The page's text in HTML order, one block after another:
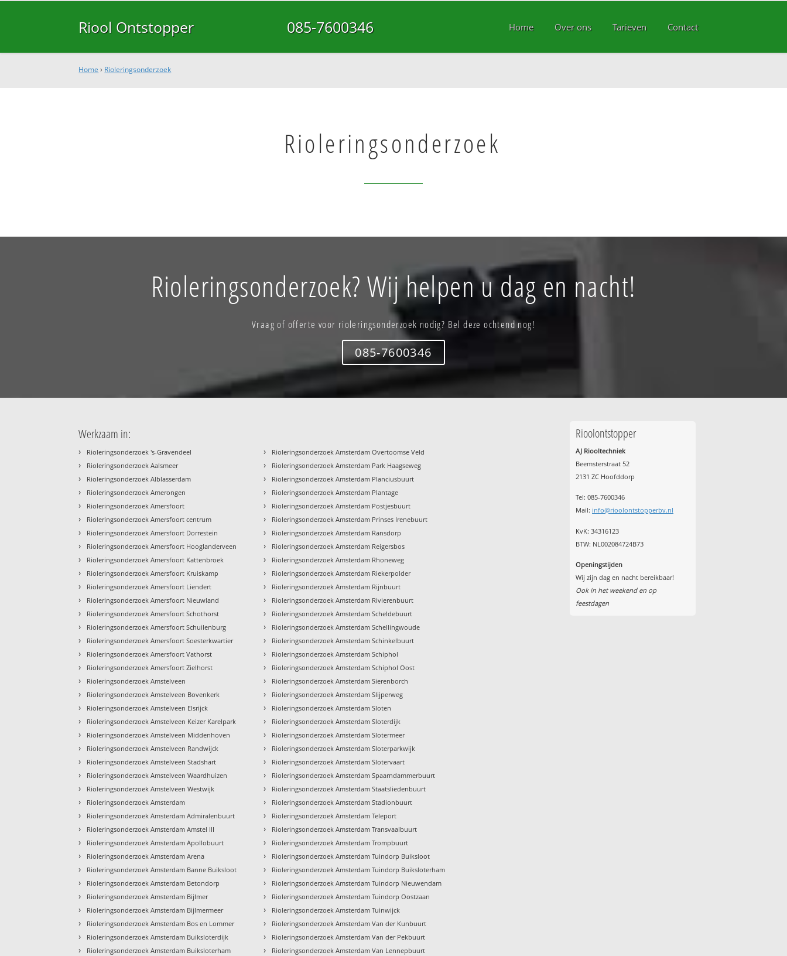
Riool Ontstopper 085-7600346 Home Over ons Tarieven Contact
Home › Rioleringsonderzoek
Rioleringsonderzoek
Rioleringsonderzoek? Wij helpen u dag en nacht!
Vraag of offerte voor rioleringsonderzoek nodig? Bel deze ochtend nog!
085-7600346
Werkzaam in:
› Rioleringsonderzoek 's-Gravendeel
› Rioleringsonderzoek Aalsmeer
› Rioleringsonderzoek Alblasserdam
› Rioleringsonderzoek Amerongen
› Rioleringsonderzoek Amersfoort
› Rioleringsonderzoek Amersfoort centrum
› Rioleringsonderzoek Amersfoort Dorrestein
› Rioleringsonderzoek Amersfoort Hooglanderveen
› Rioleringsonderzoek Amersfoort Kattenbroek
› Rioleringsonderzoek Amersfoort Kruiskamp
› Rioleringsonderzoek Amersfoort Liendert
› Rioleringsonderzoek Amersfoort Nieuwland
› Rioleringsonderzoek Amersfoort Schothorst
› Rioleringsonderzoek Amersfoort Schuilenburg
› Rioleringsonderzoek Amersfoort Soesterkwartier
› Rioleringsonderzoek Amersfoort Vathorst
› Rioleringsonderzoek Amersfoort Zielhorst
› Rioleringsonderzoek Amstelveen
› Rioleringsonderzoek Amstelveen Bovenkerk
› Rioleringsonderzoek Amstelveen Elsrijck
› Rioleringsonderzoek Amstelveen Keizer Karelpark
› Rioleringsonderzoek Amstelveen Middenhoven
› Rioleringsonderzoek Amstelveen Randwijck
› Rioleringsonderzoek Amstelveen Stadshart
› Rioleringsonderzoek Amstelveen Waardhuizen
› Rioleringsonderzoek Amstelveen Westwijk
› Rioleringsonderzoek Amsterdam
› Rioleringsonderzoek Amsterdam Admiralenbuurt
› Rioleringsonderzoek Amsterdam Amstel III
› Rioleringsonderzoek Amsterdam Apollobuurt
› Rioleringsonderzoek Amsterdam Arena
› Rioleringsonderzoek Amsterdam Banne Buiksloot
› Rioleringsonderzoek Amsterdam Betondorp
› Rioleringsonderzoek Amsterdam Bijlmer
› Rioleringsonderzoek Amsterdam Bijlmermeer
› Rioleringsonderzoek Amsterdam Bos en Lommer
› Rioleringsonderzoek Amsterdam Buiksloterdijk
› Rioleringsonderzoek Amsterdam Buiksloterham
› Rioleringsonderzoek Amsterdam Overtoomse Veld
› Rioleringsonderzoek Amsterdam Park Haagseweg
› Rioleringsonderzoek Amsterdam Planciusbuurt
› Rioleringsonderzoek Amsterdam Plantage
› Rioleringsonderzoek Amsterdam Postjesbuurt
› Rioleringsonderzoek Amsterdam Prinses Irenebuurt
› Rioleringsonderzoek Amsterdam Ransdorp
› Rioleringsonderzoek Amsterdam Reigersbos
› Rioleringsonderzoek Amsterdam Rhoneweg
› Rioleringsonderzoek Amsterdam Riekerpolder
› Rioleringsonderzoek Amsterdam Rijnbuurt
› Rioleringsonderzoek Amsterdam Rivierenbuurt
› Rioleringsonderzoek Amsterdam Scheldebuurt
› Rioleringsonderzoek Amsterdam Schellingwoude
› Rioleringsonderzoek Amsterdam Schinkelbuurt
› Rioleringsonderzoek Amsterdam Schiphol
› Rioleringsonderzoek Amsterdam Schiphol Oost
› Rioleringsonderzoek Amsterdam Sierenborch
› Rioleringsonderzoek Amsterdam Slijperweg
› Rioleringsonderzoek Amsterdam Sloten
› Rioleringsonderzoek Amsterdam Sloterdijk
› Rioleringsonderzoek Amsterdam Slotermeer
› Rioleringsonderzoek Amsterdam Sloterparkwijk
› Rioleringsonderzoek Amsterdam Slotervaart
› Rioleringsonderzoek Amsterdam Spaarndammerbuurt
› Rioleringsonderzoek Amsterdam Staatsliedenbuurt
› Rioleringsonderzoek Amsterdam Stadionbuurt
› Rioleringsonderzoek Amsterdam Teleport
› Rioleringsonderzoek Amsterdam Transvaalbuurt
› Rioleringsonderzoek Amsterdam Trompbuurt
› Rioleringsonderzoek Amsterdam Tuindorp Buiksloot
› Rioleringsonderzoek Amsterdam Tuindorp Buiksloterham
› Rioleringsonderzoek Amsterdam Tuindorp Nieuwendam
› Rioleringsonderzoek Amsterdam Tuindorp Oostzaan
› Rioleringsonderzoek Amsterdam Tuinwijck
› Rioleringsonderzoek Amsterdam Van der Kunbuurt
› Rioleringsonderzoek Amsterdam Van der Pekbuurt
› Rioleringsonderzoek Amsterdam Van Lennepbuurt
Rioolontstopper
AJ Riooltechniek
Beemsterstraat 52
2131 ZC Hoofddorp
Tel:085-7600346
Mail: info@rioolontstopperbv.nl
KvK: 34316123
BTW: NL002084724B73
Openingstijden
Wij zijn dag en nacht bereikbaar!
Ook in het weekend en op
feestdagen